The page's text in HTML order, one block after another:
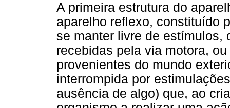
A primeira estrutura do
aparelho reflexo, constituído
se manter livre de estímulos,
recebidas pela via motora,
provenientes do mundo
interrompida por
ausência de algo) que, ao